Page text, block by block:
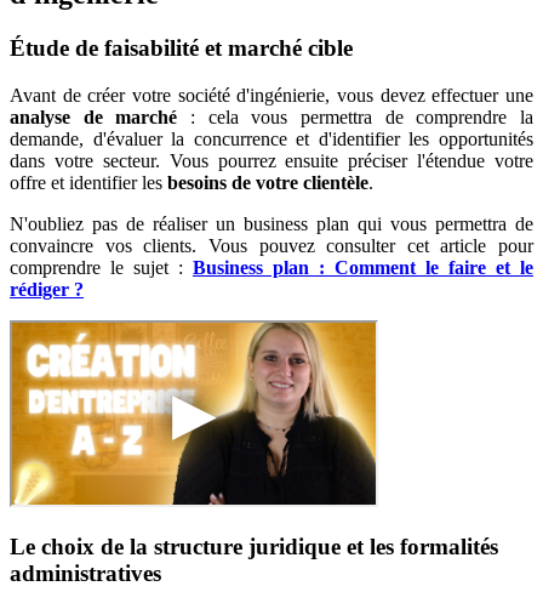
Étude de faisabilité et marché cible
Avant de créer votre société d'ingénierie, vous devez effectuer une
analyse de marché : cela vous permettra de comprendre la
demande, d'évaluer la concurrence et d'identifier les opportunités
dans votre secteur. Vous pourrez ensuite préciser l'étendue votre
offre et identifier les besoins de votre clientèle.
N'oubliez pas de réaliser un business plan qui vous permettra de
convaincre vos clients. Vous pouvez consulter cet article pour
comprendre le sujet : Business plan : Comment le faire et le
rédiger ?
Le choix de la structure juridique et les formalités
administratives